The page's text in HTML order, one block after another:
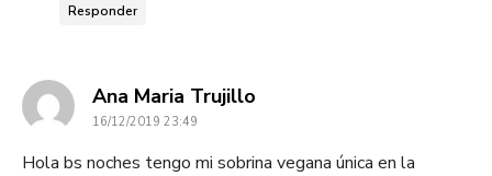
Responder
Ana Maria Trujillo
16/12/2019 23:49
Hola bs noches tengo mi sobrina vegana única en la